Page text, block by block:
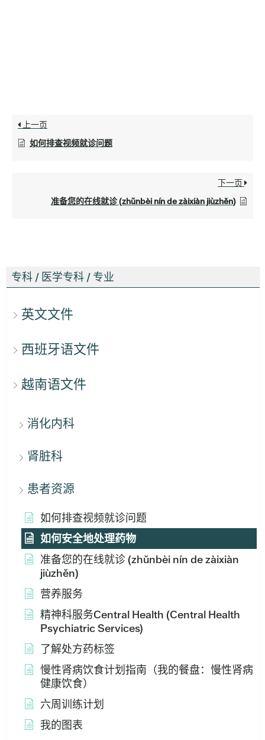
专科 / 医学专科 / 专业
英文文件
西班牙语文件
越南语文件
消化内科
肾脏科
患者资源
如何排查视频就诊问题
如何安全地处理药物
准备您的在线就诊 (zhǔnbèi nín de zàixiàn
jiùzhěn)
营养服务
精神科服务Central Health (Central Health
Psychiatric Services)
了解处方药标签
慢性肾病饮食计划指南（我的餐盘：慢性肾病
健康饮食）
六周训练计划
我的图表
上一页
如何排查视频就诊问题
下一页
准备您的在线就诊 (zhǔnbèi nín de zàixiàn jiùzhěn)